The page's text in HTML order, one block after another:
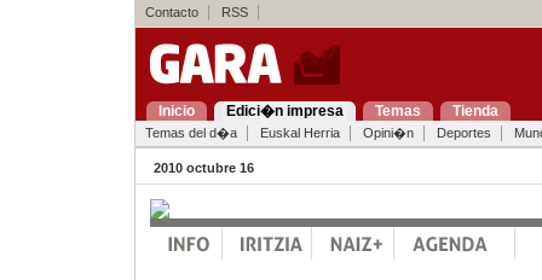
Contacto RSS
Inicio Edici�n impresa Temas Tienda
Temas del d�a Euskal Herria Opini�n Deportes
2010 octubre 16